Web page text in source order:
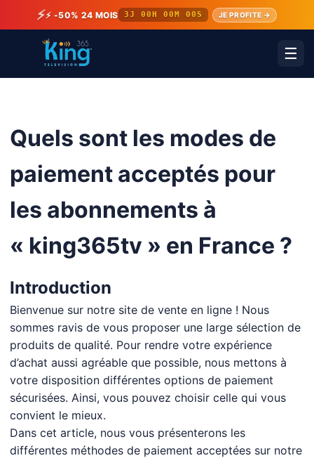
⚡⚡ -50% 24 MOIS 3J 00H 00M 00S JE PROFITE →
☰
Quels sont les modes de
paiement acceptés pour
les abonnements à
« king365tv » en France ?
Introduction
Bienvenue sur notre site de vente en ligne ! Nous
sommes ravis de vous proposer une large sélection de
produits de qualité. Pour rendre votre expérience
d’achat aussi agréable que possible, nous mettons à
votre disposition différentes options de paiement
sécurisées. Ainsi, vous pouvez choisir celle qui vous
convient le mieux.
Dans cet article, nous vous présenterons les
différentes méthodes de paiement acceptées sur notre